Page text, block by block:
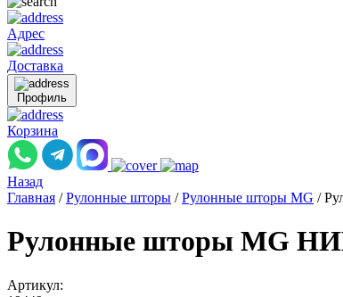
Адрес
Доставка
Профиль
Корзина
Назад
Главная / Рулонные шторы / Рулонные шторы MG /
Рулонные шторы MG
Артикул: